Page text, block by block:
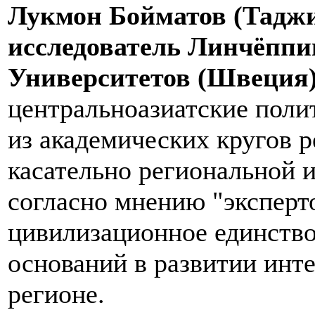
Лукмон Бойматов
исследователь
Университетов
центральноазиатские
из академических кругов
касательно
согласно мнению
цивилизационное
оснований в развитии
регионе.